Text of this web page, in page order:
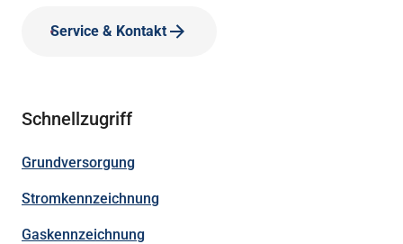
Service & Kontakt
Schnellzugriff
Grundversorgung
Stromkennzeichnung
Gaskennzeichnung